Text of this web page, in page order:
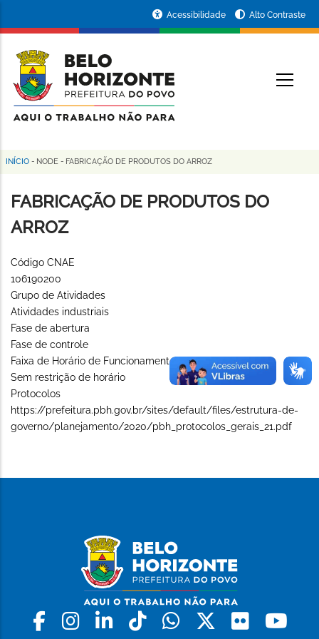
conteúdo
principal
da
Prefeitura
de
Horizonte
Acessibilidade Alto Contraste
Trilha
de
navegação
INÍCIO - NODE - FABRICAÇÃO DE PRODUTOS DO ARROZ
FABRICAÇÃO DE PRODUTOS DO
ARROZ
Código CNAE
106190200
Grupo de Atividades
Atividades industriais
Fase de abertura
Fase de controle
Faixa de Horário de Funcionamento (Long)
Sem restrição de horário
Protocolos
https://prefeitura.pbh.gov.br/sites/default/files/estrutura-de-
governo/planejamento/2020/pbh_protocolos_gerais_21.pdf
Facebook
Instagram
LinkedinTiktokWhatsapp
X Flickr